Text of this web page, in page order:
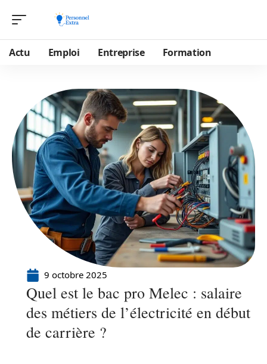
Actu Emploi Entreprise Formation
9 octobre 2025
Quel est le bac pro Melec : salaire
des métiers de l’électricité en début
de carrière ?